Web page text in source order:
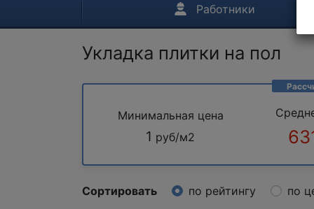
Работники
Укладка плитки на пол
Минимальная цена
1 руб/м2
Сортировать по рейтингу по